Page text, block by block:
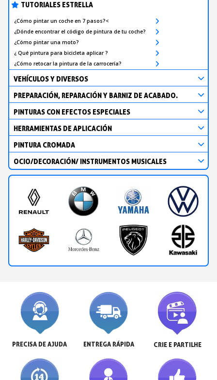
TUTORIALES ESTRELLA
¿Cómo pintar un coche en 7 pasos?<
¿Dónde encontrar el código de pintura de tu coche?
¿Cómo pintar una moto?
¿ Qué pintura para bicicleta aplicar ?
¿Cómo retocar la pintura de la carrocería?
VEHÍCULOS Y DIVERSOS
PREPARACIÓN, REPARACIÓN Y BARNIZ DE ACABADO.
PINTURAS CON EFECTOS ESPECIALES
HERRAMIENTAS DE APLICACIÓN
PINTURA CROMADA
OCIO/DECORACIÓN/ INSTRUMENTOS MUSICALES
PRECISA DE AJUDA ENTREGA RÁPIDA CRIE E PARTILHE